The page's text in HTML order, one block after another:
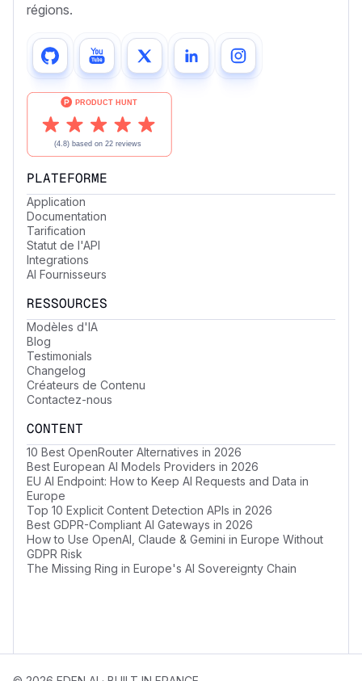
régions.
PLATEFORME
Application
Documentation
Tarification
Statut de l'API
Integrations
AI Fournisseurs
RESSOURCES
Modèles d'IA
Blog
Testimonials
Changelog
Créateurs de Contenu
Contactez-nous
CONTENT
10 Best OpenRouter Alternatives in 2026
Best European AI Models Providers in 2026
EU AI Endpoint: How to Keep AI Requests and Data in
Europe
Top 10 Explicit Content Detection APIs in 2026
Best GDPR-Compliant AI Gateways in 2026
How to Use OpenAI, Claude & Gemini in Europe Without
GDPR Risk
The Missing Ring in Europe's AI Sovereignty Chain